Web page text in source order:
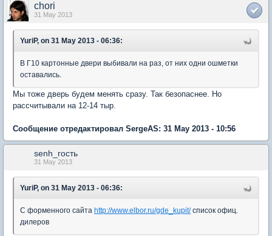
chori
31 May 2013
YuriP, on 31 May 2013 - 06:36:
В Г10 картонные двери выбивали на раз, от них одни ошметки
оставались.
Мы тоже дверь будем менять сразу. Так безопаснее. Но
рассчитывали на 12-14 тыр.
Сообщение отредактировал SergeAS: 31 May 2013 - 10:56
senh_гость
31 May 2013
YuriP, on 31 May 2013 - 06:36:
С форменного сайта http://www.elbor.ru/gde_kupit/список офиц.
дилеров